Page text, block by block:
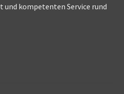
und kompetenten Service rund